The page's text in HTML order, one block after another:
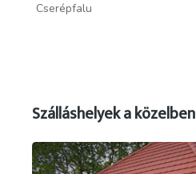
Cserépfalu
Szálláshelyek a közelben